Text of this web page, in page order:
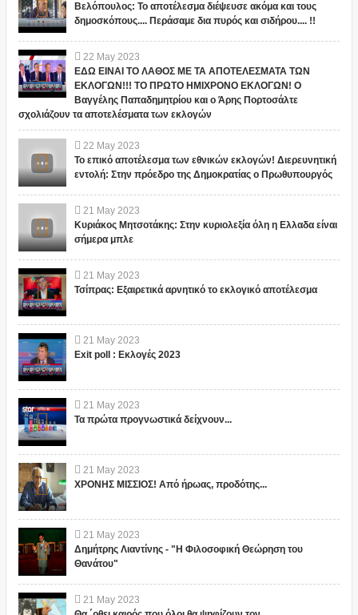
Βελόπουλος: Το αποτέλεσμα διέψευσε ακόμα και τους
δημοσκόπους.... Περάσαμε δια πυρός και σιδήρου.... !!
22 May 2023
ΕΔΩ ΕΙΝΑΙ ΤΟ ΛΑΘΟΣ ΜΕ ΤΑ ΑΠΟΤΕΛΕΣΜΑΤΑ ΤΩΝ
ΕΚΛΟΓΩΝ!!! ΤΟ ΠΡΩΤΟ ΗΜΙΧΡΟΝΟ ΕΚΛΟΓΩΝ! Ο
Βαγγέλης Παπαδημητρίου και ο Άρης Πορτοσάλτε
σχολιάζουν τα αποτελέσματα των εκλογών
22 May 2023
Το επικό αποτέλεσμα των εθνικών εκλογών! Διερευνητική
εντολή: Στην πρόεδρο της Δημοκρατίας ο Πρωθυπουργός
21 May 2023
Κυριάκος Μητσοτάκης: Στην κυριολεξία όλη η Ελλαδα είναι
σήμερα μπλε
21 May 2023
Τσίπρας: Εξαιρετικά αρνητικό το εκλογικό αποτέλεσμα
21 May 2023
Exit poll : Εκλογές 2023
21 May 2023
Τα πρώτα προγνωστικά δείχνουν...
21 May 2023
ΧΡΟΝΗΣ ΜΙΣΣΙΟΣ! Από ήρωας, προδότης...
21 May 2023
Δημήτρης Λιαντίνης - "Η Φιλοσοφική Θεώρηση του
Θανάτου"
21 May 2023